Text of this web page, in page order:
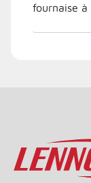
fournaise à